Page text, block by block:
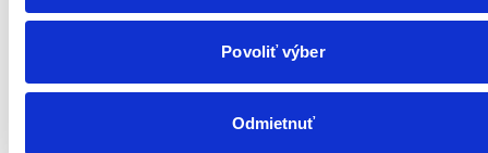
Povoliť výber
Odmietnuť